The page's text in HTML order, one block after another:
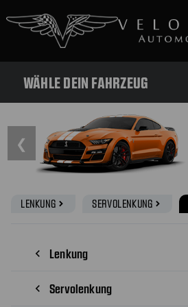
WÄHLE DEIN FAHRZEUG
❮
LENKUNG navigate_next SERVOLENKUNG navigate_next
navigate_before Lenkung
navigate_before Servolenkung